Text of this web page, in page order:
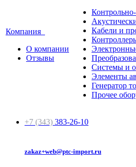
Компания
О компании
Отзывы
Кабели и
Системы и
Элементы
Генератор
Прочее
+7 (343) 383-26-10
zakaz+web@ptc-import.ru